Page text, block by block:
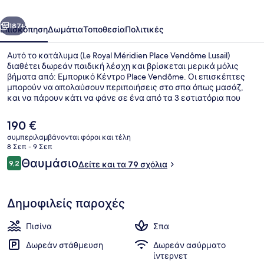
Lusail
Επόμενο
187+
ΕπισκόπησηΔωμάτιαΤοποθεσίαΠολιτικές
Αυτό το κατάλυμα (Le Royal Méridien Place Vendôme Lusail)
διαθέτει δωρεάν παιδική λέσχη και βρίσκεται μερικά μόλις
βήματα από: Εμπορικό Κέντρο Place Vendôme. Οι επισκέπτες
μπορούν να απολαύσουν περιποιήσεις στο σπα όπως μασάζ,
και να πάρουν κάτι να φάνε σε ένα από τα 3 εστιατόρια που
(πολυτελείας) περιλαμβάνουν εξωτερική πισίνα, μπαρ δίπλα
στην πισίνα και γυμναστήριο που είναι ανοιχτό όλο το 24ωρο. Το
κατάλυμα βρίσκεται σε πολύ κοντινή απόσταση με τα πόδια
από τα μέσα μαζικής μεταφοράς: το σημείο επιβίβασης Ταρφάτ
- Βόρειος Σταθμός βρίσκεται σε απόσταση 5 λεπτών και το
σημείο επιβίβασης Ταρφάτ - Νότιος Σταθμός βρίσκεται σε
Η
τρέχουσα
τιμή
είναι
190 €
190 €
συμπεριλαμβάνονται φόροι και τέλη
8 Σεπ - 9 Σεπ
Σχόλια
9,29,2 στα 10
ΘαυμάσιοΔείτε και τα 79 σχόλια
Δημοφιλείς παροχές
Πισίνα
Σπα
Δωρεάν στάθμευση
Δωρεάν ασύρματο
ίντερνετ